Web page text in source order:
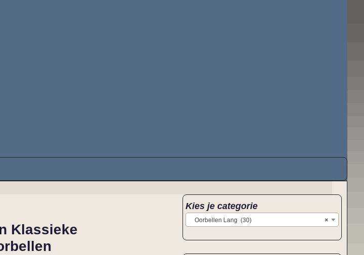
Klassieke
Kies je categorie
×
Oorbellen Lang (30)